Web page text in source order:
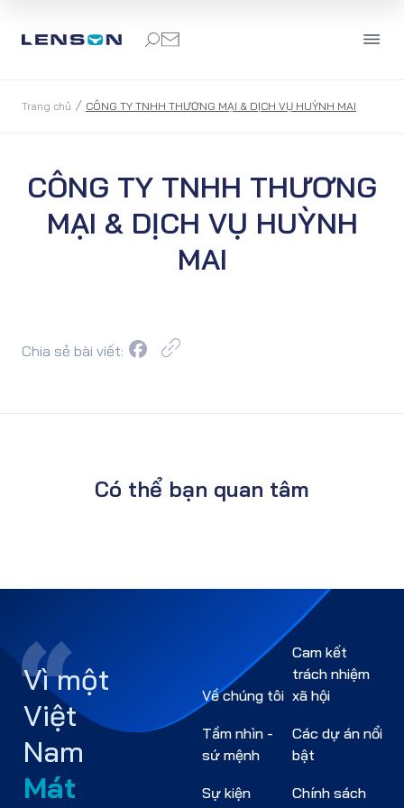
Trang chủ / CÔNG TY TNHH THƯƠNG MẠI & DỊCH VỤ HUỲNH MAI
CÔNG TY TNHH THƯƠNG
MẠI & DỊCH VỤ HUỲNH
MAI
Chia sẻ bài viết:
Có thể bạn quan tâm
Vì một
Việt
Nam
Mát
Về chúng tôi
Tầm nhìn -
sứ mệnh
Sự kiện
Cam kết
trách nhiệm
xã hội
Các dự án nổi
bật
Chính sách